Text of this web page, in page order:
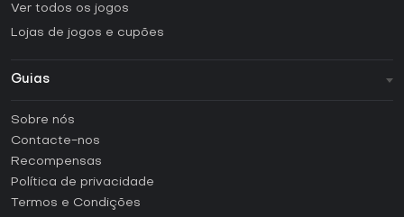
Ver todos os jogos
Lojas de jogos e cupões
Guias
Como ativar uma CD Key Steam?
Como ativar uma CD Key Epic Games?
Como ativar uma CD Key GOG?
Sobre nós
Contacte-nos
Recompensas
Política de privacidade
Termos e Condições